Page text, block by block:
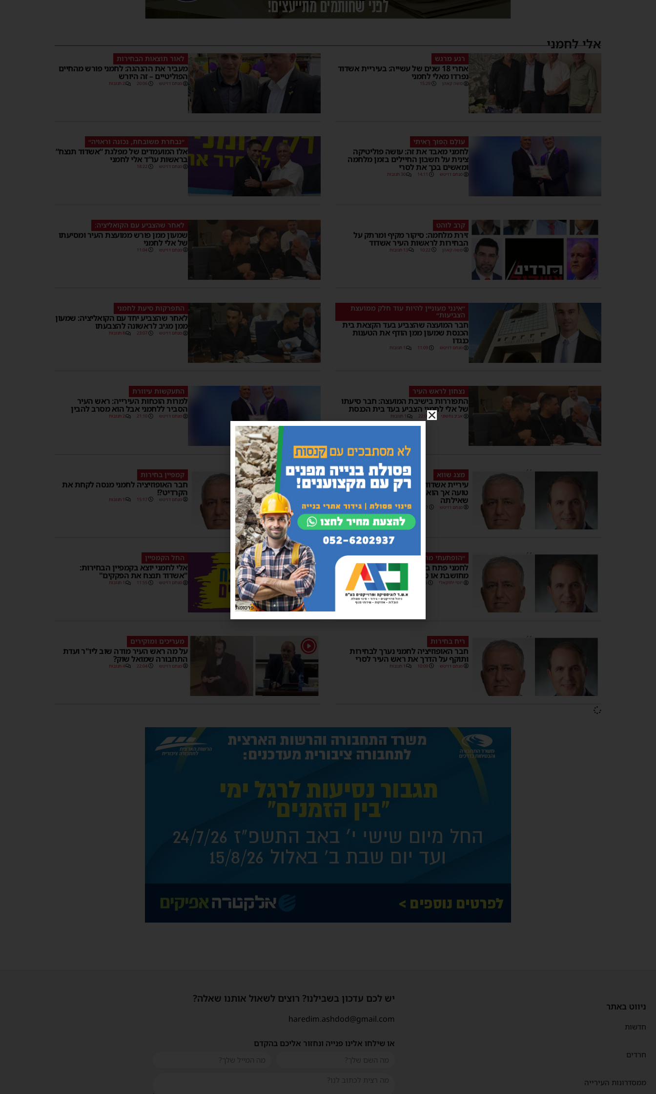
אלי לחמני
רגע מרגש
אחרי 18 שנים של עשייה: בעיריית אשדוד
נפרדו מאלי לחמני
משה קאהן 15:29
לאור תוצאות הבחירות
מעביר את ההנהגה: לחמני פורש מהחיים
הפוליטיים – זה היורש
מנחם דויטש 20:06 2 תגובות
‏עוֹלָם הָפוּךְ רָאִיתִי
לחמני מאבד את זה: עושה פוליטיקה
צינית על חשבון החיילים בזמן מלחמה
ומאשים בכך את לסרי
מנחם דויטש 14:11 30 תגובות
״נבחרת משובחת, נכונה וראויה״
אלו המועמדים של מפלגת “אשדוד תנצח”
בראשות עו”ד אלי לחמני
מנחם דויטש 18:22
קרב לוהט
זירת מלחמה: סיקור מקיף ומרתק על
הבחירות לראשות העיר אשדוד
משה קאהן 10:22 13 תגובות
לאחר שהצביע עם הקואליציה:
שמעון ממן פורש ממועצת העיר ומסיעתו
של אלי לחמני
מנחם דויטש 11:04
״אינני מעוניין להיות עוד חלק ממועצת
הצביעות״
חבר המועצה שהצביע בעד הקצאת בית
הכנסת שמעון ממן הודף את הטענות
כנגדו
מנחם דויטש 11:09 1 תגובות
התפרקות סיעת לחמני
לאחר שהצביע יחד עם הקואליציה: שמעון
ממן מגיב לראשונה להצבעתו
מנחם דויטש 23:07 8 תגובות
נצחון לראש העיר
התפוררות בישיבת המועצה: חבר סיעתו
של אלי לחמני הצביע בעד בית הכנסת
אביב נחשוני 22:00 1 תגובות
התעקשות עיוורת
למרות הוכחות העירייה: ראש העיר
הסביר ללחמני אבל הוא מסרב להבין
מנחם דויטש 21:10 2 תגובות
מצג שווא
עיריית אשדוד הוכיחה ללחמני שהוא
טועה אך הוא בכל זאת התעקש להגיש
שאילתה
מנחם דויטש 14:37 4 תגובות
קמפיין בחירות
חבר האופוזיציה לחמני מנסה לקחת את
הקרדיט?!
מנחם דויטש 15:17 1 תגובות
״הופתעתי מהטעויות של לחמני״
לחמני פתח בקמפיין בחירות; אסטרטגיה
מחושבת או טעות פוליטית מביכה?
יוסי יחזקאלי 15:06
החל הקמפיין
אלי לחמני יוצא בקמפיין הבחירות:
"אשדוד תנצח את הפקקים"
מנחם דויטש 11:55 1 תגובות
ריח בחירות
חבר האופוזיציה לחמני נערך לבחירות
ותוקף על הדרך את ראש העיר לסרי
מנחם דויטש 10:09 1 תגובות
1 מעריכים ומוקירים
על מה ראש העיר מודה שוב ליו"ר ועדת
התחבורה שמואל שוק?
מנחם דויטש 22:04 4 תגובות
ניווט באתר
חדשות
חרדים
ממסדרונות העירייה
יש לכם עדכון בשבילנו? רוצים לשאול אותנו שאלה?
haredim.ashdod@gmail.com
או שילחו אלינו פנייה ונחזור אליכם בהקדם
פרסומת